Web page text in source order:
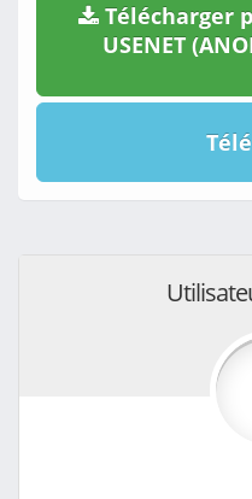
Télécharger
USENET